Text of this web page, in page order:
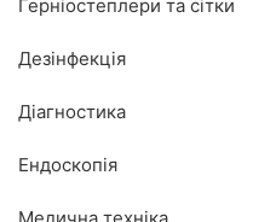
Герніостеплери та сітки
Дезінфекція
Діагностика
Ендоскопія